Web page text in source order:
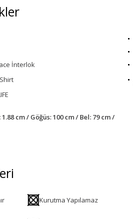
İnterlok
cm / Göğüs: 100 cm / Bel: 79 cm /
Kurutma Yapılamaz